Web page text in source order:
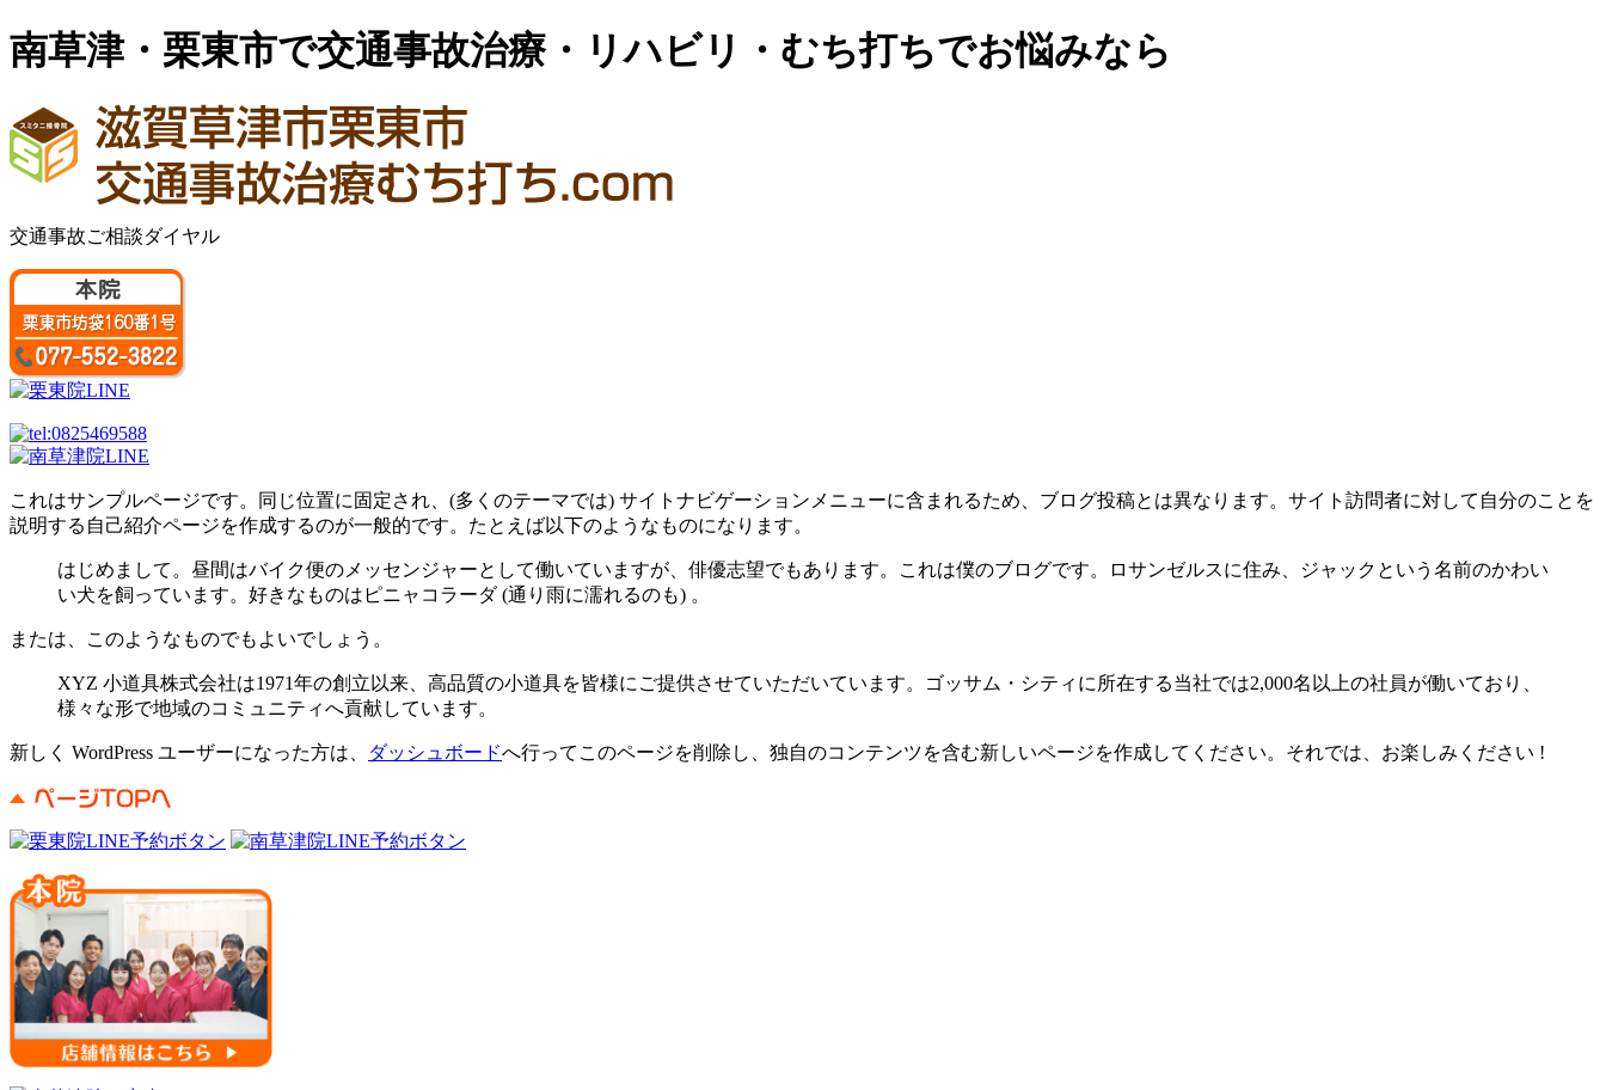
南草津・栗東市で交通事故治療・リハビリ・むち打ちでお悩みなら
交通事故ご相談ダイヤル
これはサンプルページです。同じ位置に固定され、(多くのテーマでは) サイトナビゲーションメニューに含まれるため、ブログ投稿とは異なります。サイト訪問者に対して自分のことを
説明する自己紹介ページを作成するのが一般的です。たとえば以下のようなものになります。
はじめまして。昼間はバイク便のメッセンジャーとして働いていますが、俳優志望でもあります。これは僕のブログです。ロサンゼルスに住み、ジャックという名前のかわい
い犬を飼っています。好きなものはピニャコラーダ (通り雨に濡れるのも) 。
または、このようなものでもよいでしょう。
XYZ 小道具株式会社は1971年の創立以来、高品質の小道具を皆様にご提供させていただいています。ゴッサム・シティに所在する当社では2,000名以上の社員が働いており、
様々な形で地域のコミュニティへ貢献しています。
新しく WordPress ユーザーになった方は、 ダッシュボードへ行ってこのページを削除し、独自のコンテンツを含む新しいページを作成してください。それでは、お楽しみください !